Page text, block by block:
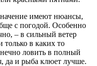
имеют нюансы,
с погодой. Особенно
– в сильный ветер
только в каких то
ловить в полный
да и рыба клюет лучше.